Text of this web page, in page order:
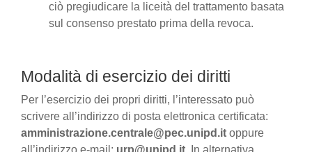
ciò pregiudicare la liceità del trattamento basata
sul consenso prestato prima della revoca.
Modalità di esercizio dei diritti
Per l’esercizio dei propri diritti, l’interessato può
scrivere all’indirizzo di posta elettronica certificata:
amministrazione.centrale@pec.unipd.it oppure
all’indirizzo e-mail: urp@unipd.it. In alternativa,